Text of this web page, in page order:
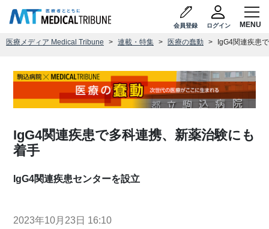
会員登録 ログイン
医療メディア Medical Tribune 連載・特集 医療の蠢動 IgG4関連疾患
IgG4関連疾患で多科連携、新薬治験にも
着手
IgG4関連疾患センターを設立
2023年10月23日 16:10